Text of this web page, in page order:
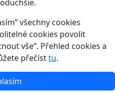
všechny cookies
cookies povolit
vše“. Přehled cookies a
přečísttu.